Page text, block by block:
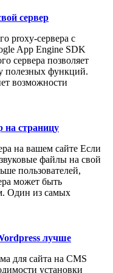
сервер
proxy-сервера с
App Engine SDK
сервера позволяет
полезных функций.
возможности
на страницу
на вашем сайте Если
файлы на свой
пользователей,
может быть
Один из самых
лучше
для сайта на CMS
установки